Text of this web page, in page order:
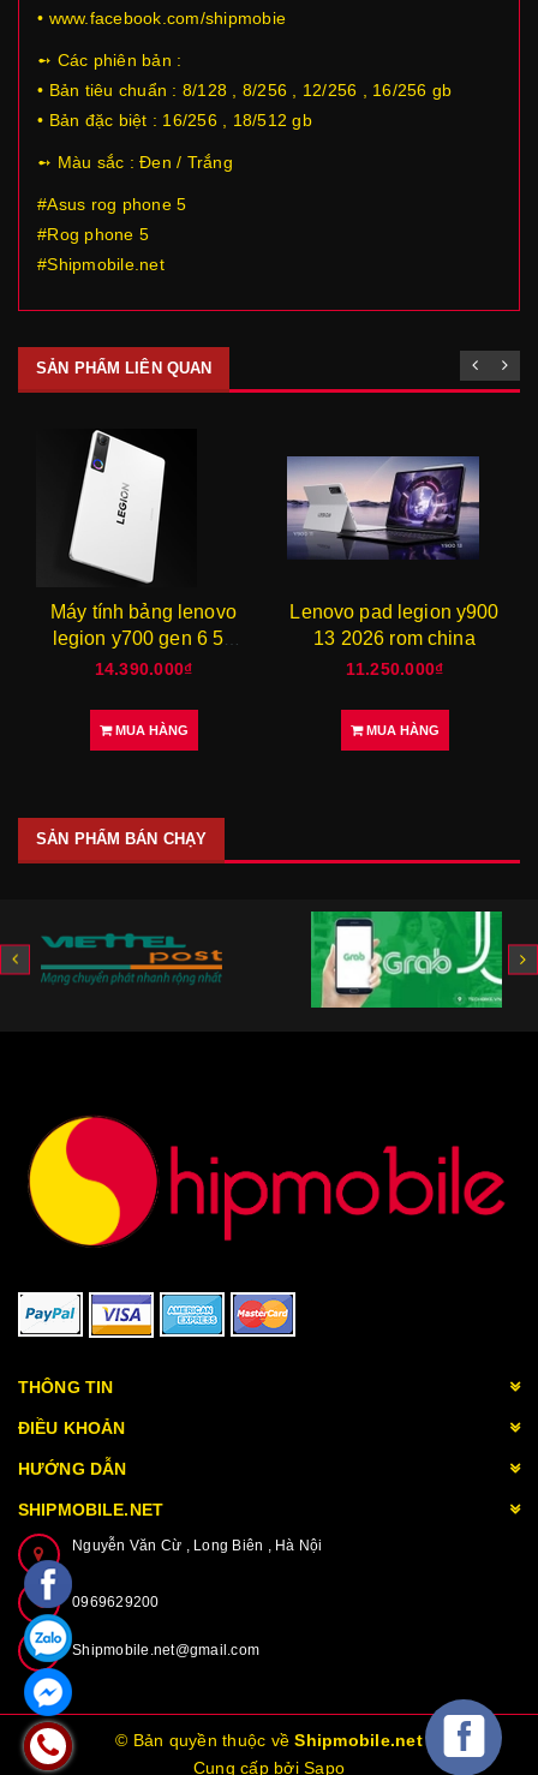
• www.facebook.com/shipmobie
➻ Các phiên bản :
• Bản tiêu chuẩn : 8/128 , 8/256 , 12/256 , 16/256 gb
• Bản đặc biệt : 16/256 , 18/512 gb
➻ Màu sắc : Đen / Trắng
#Asus rog phone 5
#Rog phone 5
#Shipmobile.net
SẢN PHẨM LIÊN QUAN
Máy tính bảng lenovo
legion y700 gen 6 5g
2026
14.390.000₫
MUA HÀNG
Lenovo pad legion y900
13 2026 rom china
11.250.000₫
MUA HÀNG
SẢN PHẨM BÁN CHẠY
THÔNG TIN
ĐIỀU KHOẢN
HƯỚNG DẪN
SHIPMOBILE.NET
Nguyễn Văn Cừ , Long Biên , Hà Nội
0969629200
Shipmobile.net@gmail.com
© Bản quyền thuộc vềShipmobile.net
Cung cấp bởi Sapo